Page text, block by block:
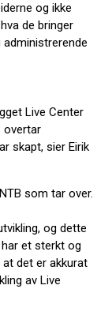
og ikke
de bringer
Live Center
overtar
skapt, sier Eirik
som tar over.
og dette
et sterkt og
det er akkurat
av Live